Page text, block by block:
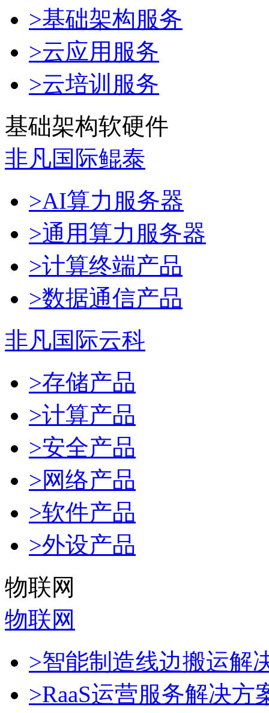
>基础架构服务
>云应用服务
>云培训服务
基础架构软硬件
非凡国际鲲泰
>AI算力服务器
>通用算力服务器
>计算终端产品
>数据通信产品
非凡国际云科
>存储产品
>计算产品
>安全产品
>网络产品
>软件产品
>外设产品
物联网
物联网
>智能制造线边搬运解
>RaaS运营服务解决方